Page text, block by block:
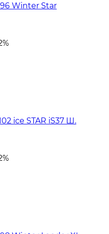
Winter Star
ice STAR iS37 Ш.